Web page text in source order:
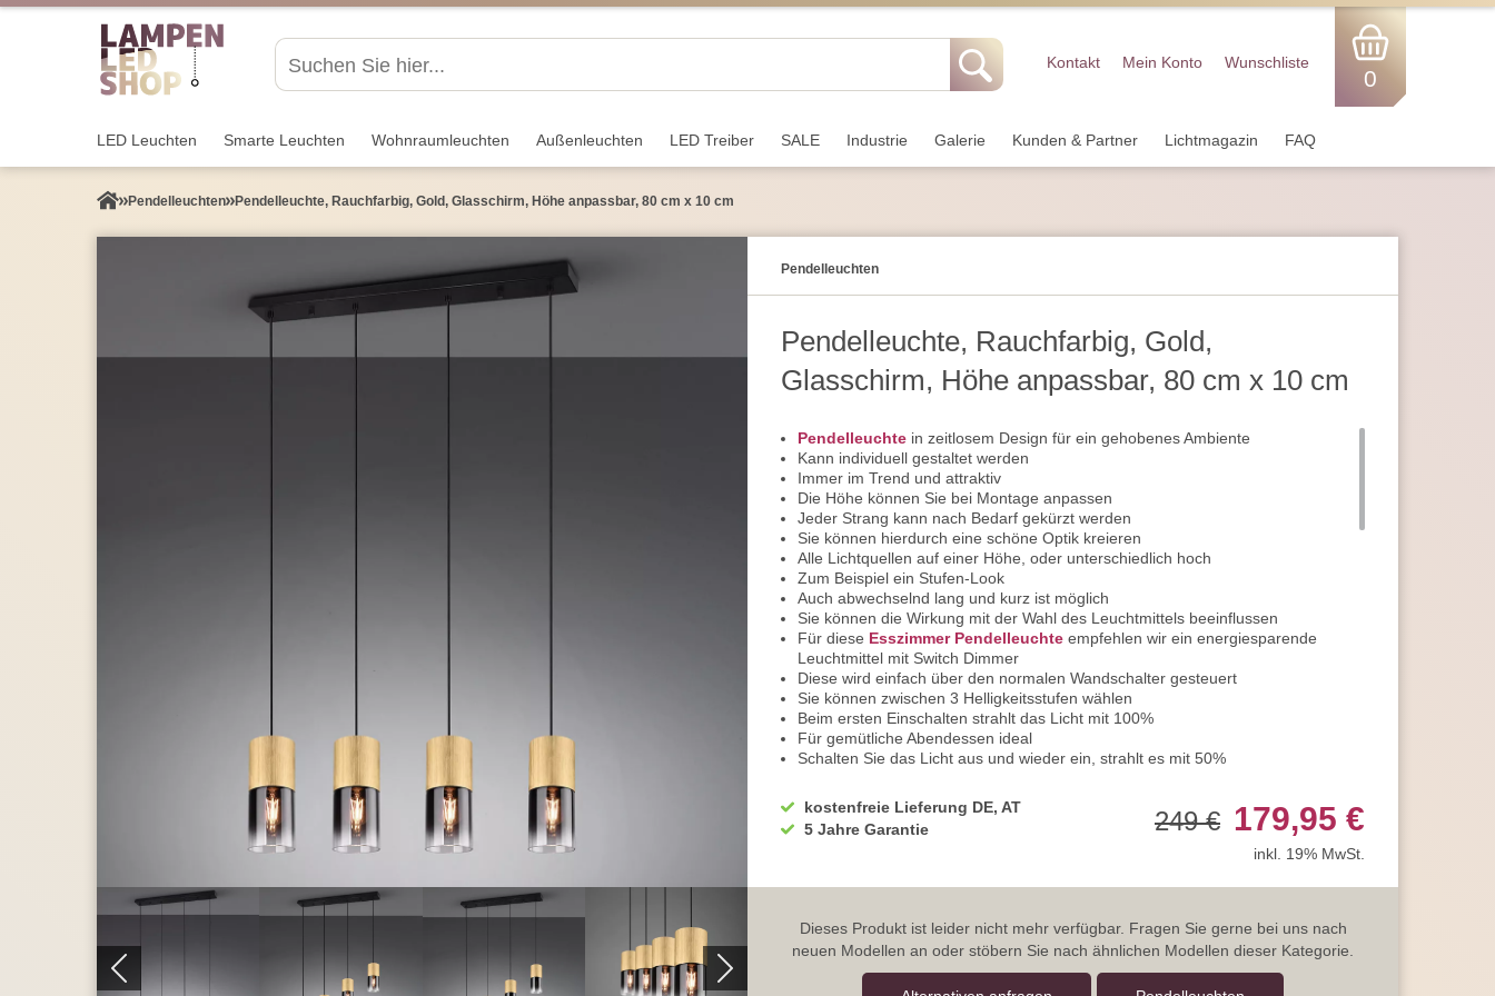
Kontakt Mein Konto Wunschliste
0
LED Leuchten Smarte Leuchten Wohnraum­leuchten Außen­leuchten LED Treiber SALE Industrie Galerie Kunden & Partner Lichtmagazin FAQ
Pendel­leuchten Pendelleuchte, Rauchfarbig, Gold, Glasschirm, Höhe anpassbar, 80 cm x 10 cm
Pendel­leuchten
Pendelleuchte, Rauchfarbig, Gold,
Glasschirm, Höhe anpassbar, 80 cm x 10 cm
Pendelleuchte in zeitlosem Design für ein gehobenes Ambiente
Kann individuell gestaltet werden
Immer im Trend und attraktiv
Die Höhe können Sie bei Montage anpassen
Jeder Strang kann nach Bedarf gekürzt werden
Sie können hierdurch eine schöne Optik kreieren
Alle Lichtquellen auf einer Höhe, oder unterschiedlich hoch
Zum Beispiel ein Stufen-Look
Auch abwechselnd lang und kurz ist möglich
Sie können die Wirkung mit der Wahl des Leuchtmittels beeinflussen
Für diese Esszimmer Pendelleuchte empfehlen wir ein energiesparende
Leuchtmittel mit Switch Dimmer
Diese wird einfach über den normalen Wandschalter gesteuert
Sie können zwischen 3 Helligkeitsstufen wählen
Beim ersten Einschalten strahlt das Licht mit 100%
Für gemütliche Abendessen ideal
Schalten Sie das Licht aus und wieder ein, strahlt es mit 50%
Zum Beispiel beim Trinken eines Glas Weins sehr angenehm
Auch beim Zusammensitzen mit den Liebsten eine tolle Beleuchtung
Wenn Sie das Licht nun erneut aus- und wieder anschalten, erhalten Sie eine
Durch erneutes aus- und wieder anschalten, beginnt der Zyklus von vorne
DieRestaurant Pendelleuchte kann in Reihe geschaltet werden
Sorgt als Barbeleuchtung für eine attraktive Atmosphäre
kostenfreie Lieferung DE, AT
5 Jahre Garantie
249 € 179,95 €
inkl. 19% MwSt.
Dieses Produkt ist leider nicht mehr verfügbar. Fragen Sie gerne bei uns nach
neuen Modellen an oder stöbern Sie nach ähnlichen Modellen dieser Kategorie.